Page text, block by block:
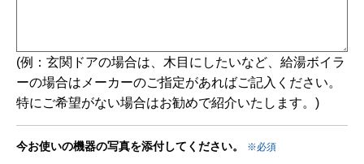
(例：玄関ドアの場合は、木目にしたいなど、給湯ボイラ
ーの場合はメーカーのご指定があればご記入ください。
特にご希望がない場合はお勧めで紹介いたします。)
今お使いの機器の写真を添付してください。 ※必須